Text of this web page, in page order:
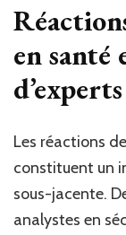
en santé
d’experts
Les réactions
constituent un
sous-jacente.
analystes en